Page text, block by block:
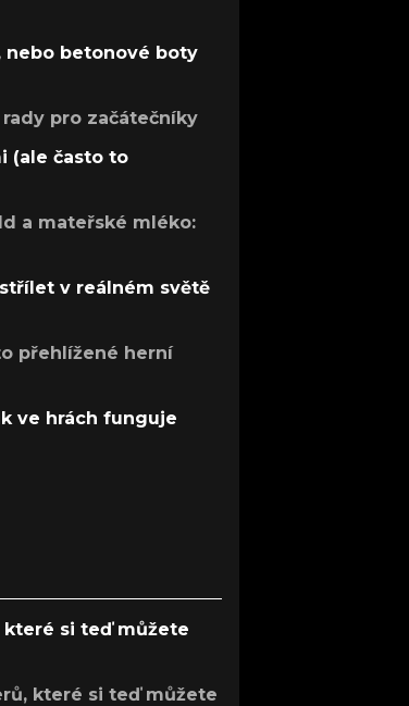
nebo betonové boty
pro začátečníky
(ale často to
a mateřské mléko:
v reálném světě
přehlížené herní
ve hrách funguje
které si teď můžete
které si teď můžete